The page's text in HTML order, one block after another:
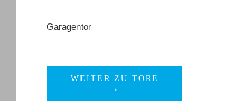
Garagentor
WEITER ZU TORE
→